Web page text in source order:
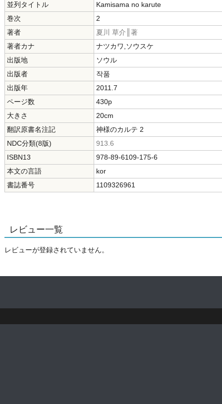
並列タイトル
Kamisama no karute
巻次
2
著者
夏川 草介║著
著者カナ
ナツカワ,ソウスケ
出版地
ソウル
出版者
작품
出版年
2011.7
ページ数
430p
大きさ
20cm
翻訳原書名注記
神様のカルテ 2
NDC分類(8版)
913.6
ISBN13
978-89-6109-175-6
本文の言語
kor
書誌番号
1109326961
レビュー一覧
レビューが登録されていません。